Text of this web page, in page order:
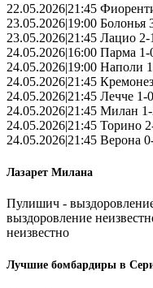
22.05.2026|21:45
23.05.2026|19:00 Болонья
23.05.2026|21:45 Лацио 2-
24.05.2026|16:00 Парма 1-
24.05.2026|19:00 Наполи
24.05.2026|21:45
24.05.2026|21:45 Лечче
24.05.2026|21:45 Милан
24.05.2026|21:45 Торино
24.05.2026|21:45 Верона
Лазарет Милана
Пулишич -
выздоровление
неизвестно
Лучшие бомбардиры в